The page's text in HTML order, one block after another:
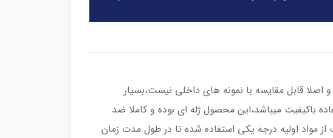
اصلا قابل مقایسه با نمونه های داخلی نیست،بسیار
باکیفیت میباشد،این محصول ژله ای بوده و کاملا ضد
مواد اولیه درجه یکی استفاده شده تا در طول مدت زمان